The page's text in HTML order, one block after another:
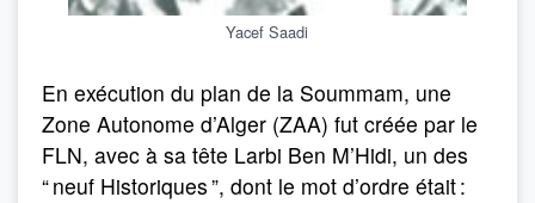
Yacef Saadi
En exécution du plan de la Soummam, une
Zone Autonome d’Alger (ZAA) fut créée par le
FLN, avec à sa tête Larbi Ben M’Hidi, un des
“ neuf Historiques ”, dont le mot d’ordre était :